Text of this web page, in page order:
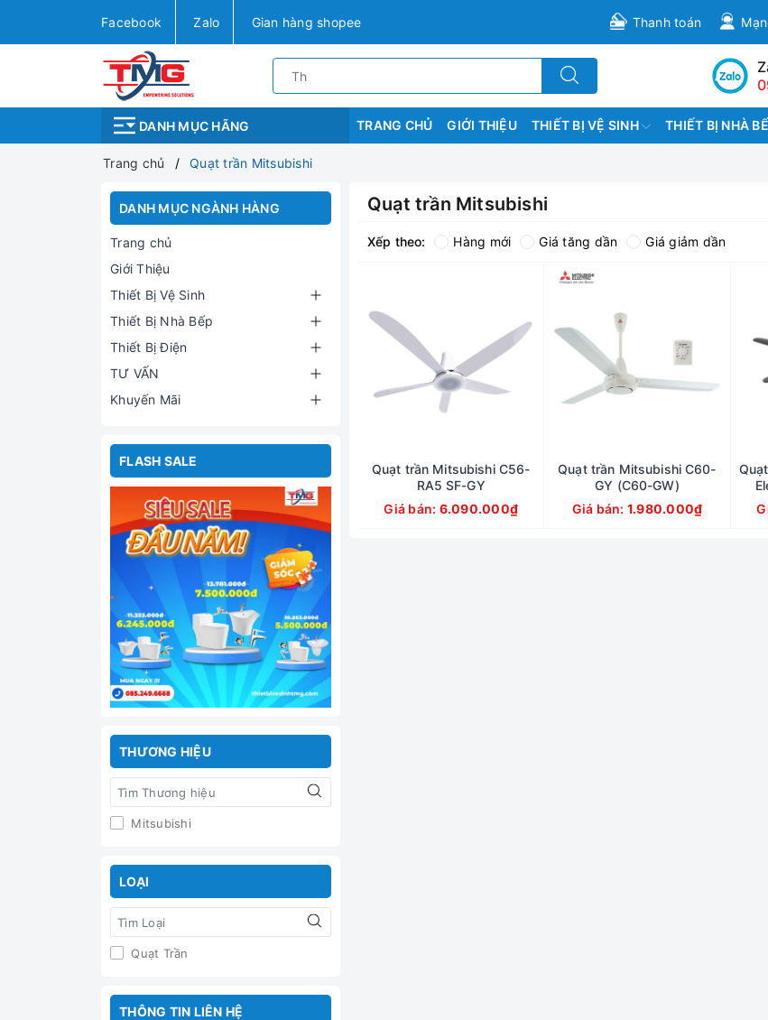
Facebook Zalo Gian hàng shopee Thanh toán
DANH MỤC HÃNG TRANG CHỦ GIỚI THIỆU THIẾT BỊ VỆ SINH THIẾT BỊ NHÀ
Trang chủ Quạt trần Mitsubishi
DANH MỤC NGÀNH HÀNG
Trang chủ
Giới Thiệu
Thiết Bị Vệ Sinh
Thiết Bị Nhà Bếp
Thiết Bị Điện
TƯ VẤN
Khuyến Mãi
FLASH SALE
THƯƠNG HIỆU
Mitsubishi
LOẠI
Quạt Trần
THÔNG TIN LIÊN HỆ
Quạt trần Mitsubishi
Xếp theo: Hàng mới Giá tăng dần Giá giảm dần
Quạt trần Mitsubishi C56-
RA5 SF-GY
Giá bán: 6.090.000₫
Quạt trần Mitsubishi C60-
GY (C60-GW)
Giá bán: 1.980.000₫